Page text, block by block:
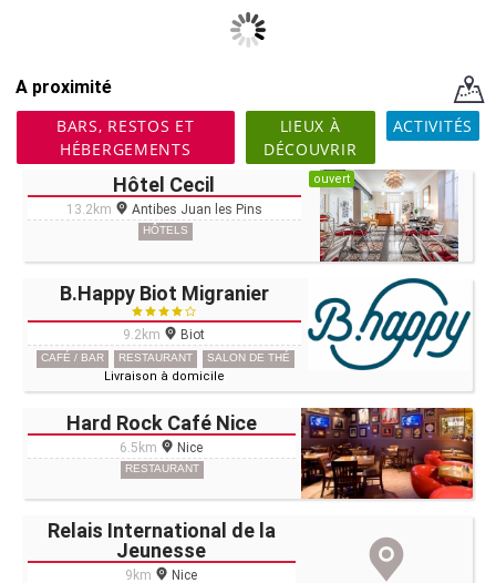
A proximité
BARS, RESTOS ET
HÉBERGEMENTS
LIEUX À
DÉCOUVRIR
ACTIVITÉS
Hôtel Cecil
13.2km Antibes Juan les Pins
HÔTELS
ouvert
B.Happy Biot Migranier
9.2km Biot
CAFÉ / BAR RESTAURANT SALON DE THÉ
Livraison à domicile
Hard Rock Café Nice
6.5km Nice
RESTAURANT
Relais International de la
Jeunesse
9km Nice